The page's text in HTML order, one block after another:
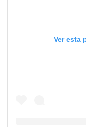
Ver esta